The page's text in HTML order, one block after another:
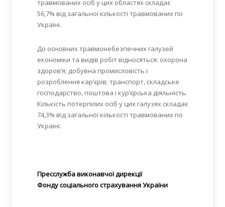
травмованих осіб у цих областях складає
56,7% від загальної кількості травмованих по
Україні.
До основних травмонебезпечних галузей
економіки та видів робіт відносяться: охорона
здоров’я; добувна промисловість і
розроблення кар’єрів; транспорт, складське
господарство, поштова і кур’єрська діяльність.
Кількість потерпілих осіб у цих галузях складає
74,3% від загальної кількості травмованих по
Україні.
Пресслужба виконавчої дирекції
Фонду соціального страхування України